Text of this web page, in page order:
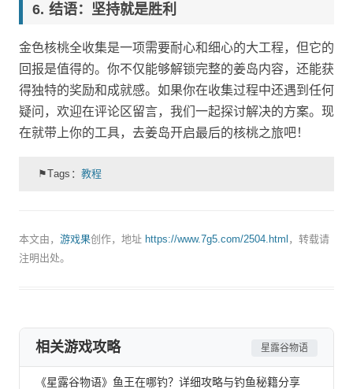
结语：坚持就是胜利
金色核桃全收集是一项需要耐心和细心的大工程，但它的
回报是值得的。你不仅能够解锁完整的姜岛内容，还能获
得独特的奖励和成就感。如果你在收集过程中还遇到任何
疑问，欢迎在评论区留言，我们一起探讨解决的方案。现
在就带上你的工具，去姜岛开启最后的核桃之旅吧！
⚑Tags：教程
本文由， 游戏果创作，地址 https://www.7g5.com/2504.html ，转载请
注明出处。
相关游戏攻略 星露谷物语
《星露谷物语》鱼王在哪钓？详细攻略与钓鱼秘籍分享